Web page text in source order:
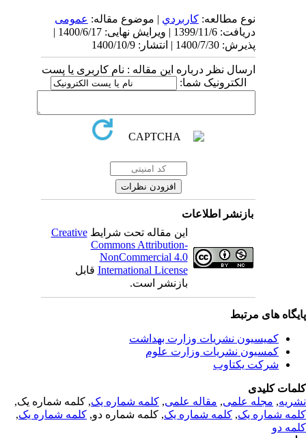
نوع مطالعه:كاربردي| موضوع مقاله:عمومى
دریافت: 1399/11/6 | ویرایش نهایی: 1400/6/17 |
پذیرش: 1400/7/30 | انتشار: 1400/10/9
ارسال نظر درباره این مقاله : نام کاربری یا پست
الکترونیک شما:
بازنشر اطلاعات
این مقاله تحت شرایطCreative
Commons Attribution-
NonCommercial 4.0
International Licenseقابل
بازنشر است.
های مرتبط
کمیسیون نشریات وزارت بهداشت
کمسیون نشریات وزارت علوم
شرکت یکتاوب
کلیدی
,مجله علمی, مقاله علمی, کلمه شماره یک, کلمه شماره یک,
شماره یک,کلمه شماره یک, کلمه شماره دو,کلمه شماره یک,
دو